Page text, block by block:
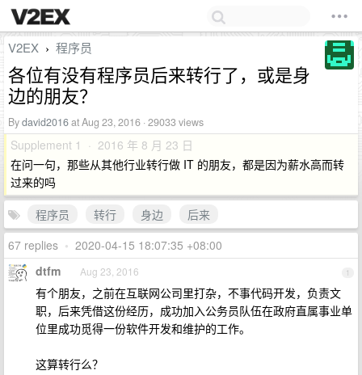
V2EX › 程序员
各位有没有程序员后来转行了，或是身
边的朋友？
Bydavid2016at Aug 23, 2016 · 29033 views
Supplement 1 · 2016 年 8 月 23 日
在问一句，那些从其他行业转行做 IT 的朋友，都是因为薪水高而转
过来的吗
程序员
转行 身边
后来
67 replies • 2020-04-15 18:07:35 +08:00
1
dtfm Aug 23, 2016
有个朋友，之前在互联网公司里打杂，不事代码开发，负责文
职，后来凭借这份经历，成功加入公务员队伍在政府直属事业单
位里成功觅得一份软件开发和维护的工作。
这算转行么？